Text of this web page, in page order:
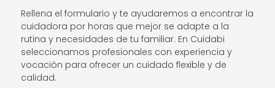
Rellena el formulario y te ayudaremos a encontrar la
cuidadora por horas que mejor se adapte a la
rutina y necesidades de tu familiar. En Cuidabi
seleccionamos profesionales con experiencia y
vocación para ofrecer un cuidado flexible y de
calidad.